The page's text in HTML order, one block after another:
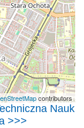
contributors
Nauk
>>>